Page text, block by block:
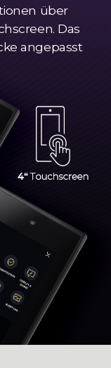
über
Das
angepasst